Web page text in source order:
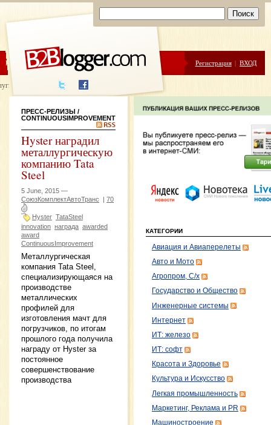
ЦЕНЫ ПОМОЩЬ Регистрация | ВХОД
написания
ПРЕСС-РЕЛИЗЫ /
CONTINUOUSIMPROVEMENT
Hyster наградил
металлургическую
компанию Tata
Steel
5 June, 2015 —
СоюзКомплектАвтоТранс | 70
Hyster TataSteel
innovation награда awarded
award
ContinuousImprovement
Металлургическая
компания Tata Steel,
специализирующаяся на
производстве
металлических
профилей для
изготовления мачт для
погрузчиков, по итогам
прошлого года получила
награду от Hyster за
постоянное
совершенствование
производства
КАТЕГОРИИ
Авиация и Авиаперелеты
Авто и Мото
Агропром, С/х
Государство и Общество
Инженерные системы
Интернет
ИТ: железо
ИТ: софт
Красота и Здоровье
Культура и Искусство
Легкая промышленность
Маркетинг, Реклама и PR
Машиностроение